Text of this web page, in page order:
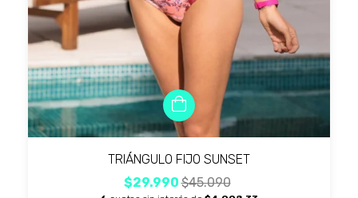
TRIÁNGULO FIJO SUNSET
$29.990$45.090